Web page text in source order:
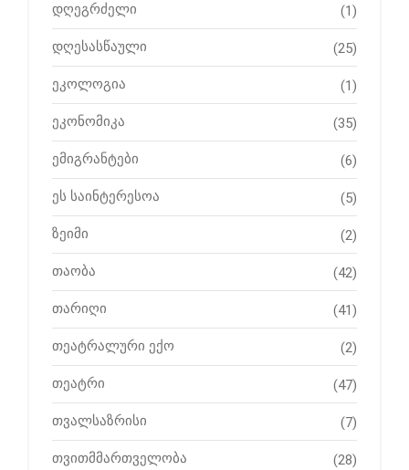
დღეგრძელი (1)
დღესასწაული (25)
ეკოლოგია (1)
ეკონომიკა (35)
ემიგრანტები (6)
ეს საინტერესოა (5)
ზეიმი (2)
თაობა (42)
თარიღი (41)
თეატრალური ექო (2)
თეატრი (47)
თვალსაზრისი (7)
თვითმმართველობა (28)